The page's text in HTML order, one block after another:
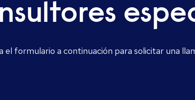
el formulario a continuación para solicitar una